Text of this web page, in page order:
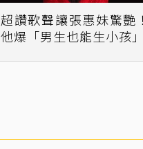
超讚歌聲讓張惠妹驚艷
他爆「男生也能生小孩